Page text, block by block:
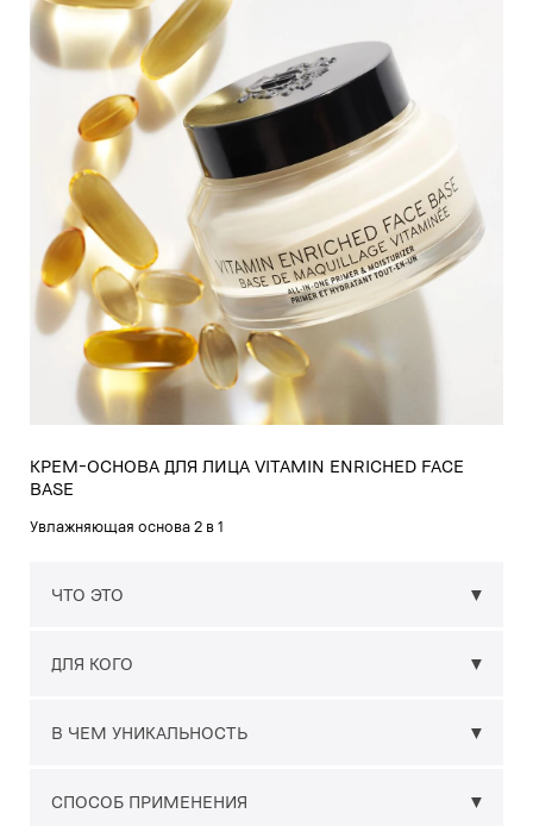
КРЕМ-ОСНОВА ДЛЯ ЛИЦА VITAMIN ENRICHED FACE
BASE
Увлажняющая основа 2 в 1
ЧТО ЭТО
ДЛЯ КОГО
В ЧЕМ УНИКАЛЬНОСТЬ
СПОСОБ ПРИМЕНЕНИЯ